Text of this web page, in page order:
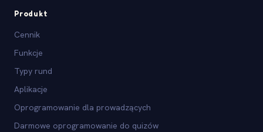
Produkt
Cennik
Funkcje
Typy rund
Aplikacje
Oprogramowanie dla prowadzących
Darmowe oprogramowanie do quizów